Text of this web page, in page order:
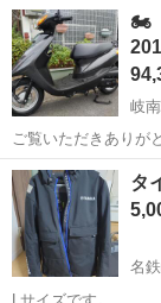
🏍️
岐
ご覧いただきありが
グ（JOG）」です。
お買い物など、日常
距離8,667km！ メ...
岐阜 羽島郡
タ
名